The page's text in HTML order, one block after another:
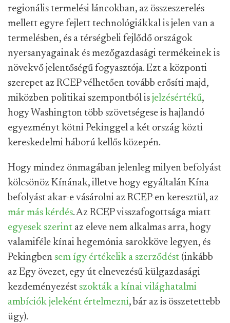
regionális termelési láncokban, az összeszerelés
mellett egyre fejlett technológiákkal is jelen van a
termelésben, és a térségbeli fejlődő országok
nyersanyagainak és mezőgazdasági termékeinek is
növekvő jelentőségű fogyasztója. Ezt a központi
szerepet az RCEP vélhetően tovább erősíti majd,
miközben politikai szempontból is jelzésértékű,
hogy Washington több szövetségese is hajlandó
egyezményt kötni Pekinggel a két ország közti
kereskedelmi háború kellős közepén.
Hogy mindez önmagában jelenleg milyen befolyást
kölcsönöz Kínának, illetve hogy egyáltalán Kína
befolyást akar-e vásárolni az RCEP-en keresztül, az
már más kérdés. Az RCEP visszafogottsága miatt
egyesek szerint az eleve nem alkalmas arra, hogy
valamiféle kínai hegemónia sarokköve legyen, és
Pekingben sem így értékelik a szerződést (inkább
az Egy övezet, egy út elnevezésű külgazdasági
kezdeményezést szokták a kínai világhatalmi
ambíciók jeleként értelmezni, bár az is összetettebb
ügy).